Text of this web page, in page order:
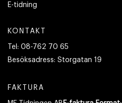
E-tidning
KONTAKT
Tel: 08-762 70 65
Besöksadress: Storgatan 19
FAKTURA